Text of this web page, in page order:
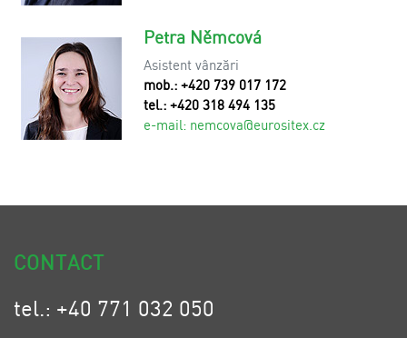
Petra Němcová
Asistent vânzări
mob.: +420 739 017 172
tel.: +420 318 494 135
e-mail: nemcova@eurositex.cz
CONTACT
tel.: +40 771 032 050